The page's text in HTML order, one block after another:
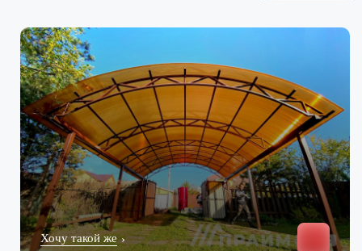
Хочу такой же ›